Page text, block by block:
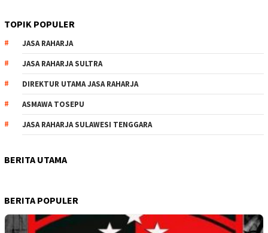
TOPIK POPULER
JASA RAHARJA
JASA RAHARJA SULTRA
DIREKTUR UTAMA JASA RAHARJA
ASMAWA TOSEPU
JASA RAHARJA SULAWESI TENGGARA
BERITA UTAMA
BERITA POPULER